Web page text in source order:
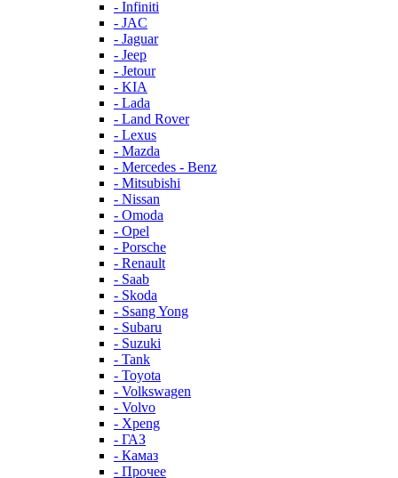
- Infiniti
- JAC
- Jaguar
- Jeep
- Jetour
- KIA
- Lada
- Land Rover
- Lexus
- Mazda
- Mercedes - Benz
- Mitsubishi
- Nissan
- Omoda
- Opel
- Porsche
- Renault
- Saab
- Skoda
- Ssang Yong
- Subaru
- Suzuki
- Tank
- Toyota
- Volkswagen
- Volvo
- Xpeng
- ГАЗ
- Камаз
- Прочее